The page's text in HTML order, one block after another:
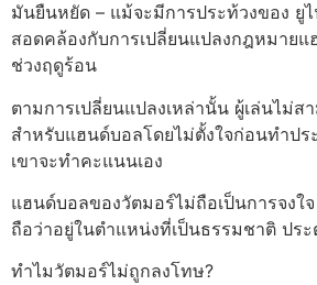
มันยืนหยัด – แม้จะมีการประท้วงของ ยู
สอดคล้องกับการเปลี่ยนแปลงกฎหมาย
ช่วงฤดูร้อน
ตามการเปลี่ยนแปลงเหล่านั้น ผู้เล่นไม่ส
สำหรับแฮนด์บอลโดยไม่ตั้งใจก่อนทำปร
เขาจะทำคะแนนเอง
แฮนด์บอลของวัตมอร์ไม่ถือเป็นการจงใ
ถือว่าอยู่ในตำแหน่งที่เป็นธรรมชาติ ปร
ทำไมวัตมอร์ไม่ถูกลงโทษ?